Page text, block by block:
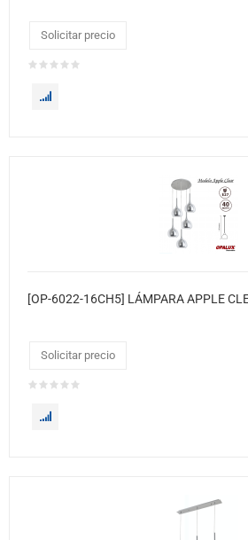
Solicitar precio
Solicitar precio